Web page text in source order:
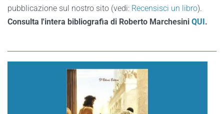
pubblicazione sul nostro sito (vedi: Recensisci un libro).
Consulta l'intera bibliografia di Roberto Marchesini QUI.